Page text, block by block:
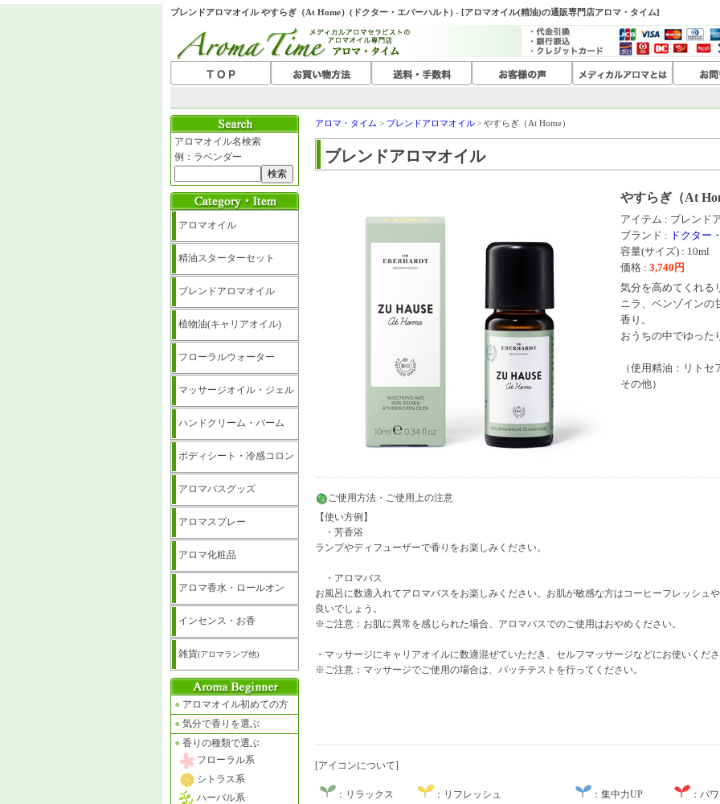
ブレンドアロマオイル やすらぎ（At Home）(ドクター・エバーハルト) - [アロマオイル(精油)の通販専門店アロマ・タイム]
アロマオイル名検索
例：ラベンダー
アロマオイル
精油スターターセット
ブレンドアロマオイル
植物油(キャリアオイル)
フローラルウォーター
マッサージオイル・ジェル
ハンドクリーム・バーム
ボディシート・冷感コロン
アロマバスグッズ
アロマスプレー
アロマ化粧品
アロマ香水・ロールオン
インセンス・お香
雑貨(アロマランプ他)
● アロマオイル初めての方
● 気分で香りを選ぶ
● 香りの種類で選ぶ
フローラル系
シトラス系
ハーバル系
アロマ・タイム > ブレンドアロマオイル > やすらぎ（At Home）
ブレンドアロマオイル
やすらぎ（At
アイテム : ブレンド
ブランド : ドクター
容量(サイズ) : 10ml
価格 : 3,740 円
気分を高めてくれる
ニラ、ベンゾインの
香り。
おうちの中でゆった
（使用精油：リト
その他）
ご使用方法・ご使用上の注意
【使い方例】
・芳香浴
ランプやディフューザーで香りをお楽しみください。
・アロマバス
お風呂に数適入れてアロマバスをお楽しみください。お肌が敏感な方はコーヒーフレッシュ
良いでしょう。
※ご注意：お肌に異常を感じられた場合、アロマバスでのご使用はおやめください。
・マッサージにキャリアオイルに数適混ぜていただき、セルフマッサージなどにお使いくだ
※ご注意：マッサージでご使用の場合は、パッチテストを行ってください。
[アイコンについて]
：リラックス ：リフレッシュ ：集中力UP ：パ